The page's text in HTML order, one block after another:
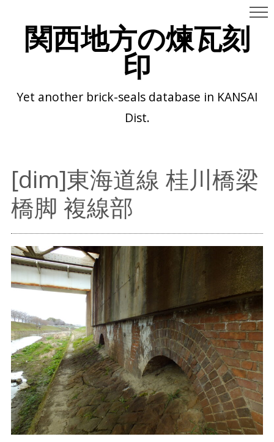
関西地方の煉瓦刻
印
Yet another brick-seals database in KANSAI
Dist.
[dim]東海道線 桂川橋梁
橋脚 複線部